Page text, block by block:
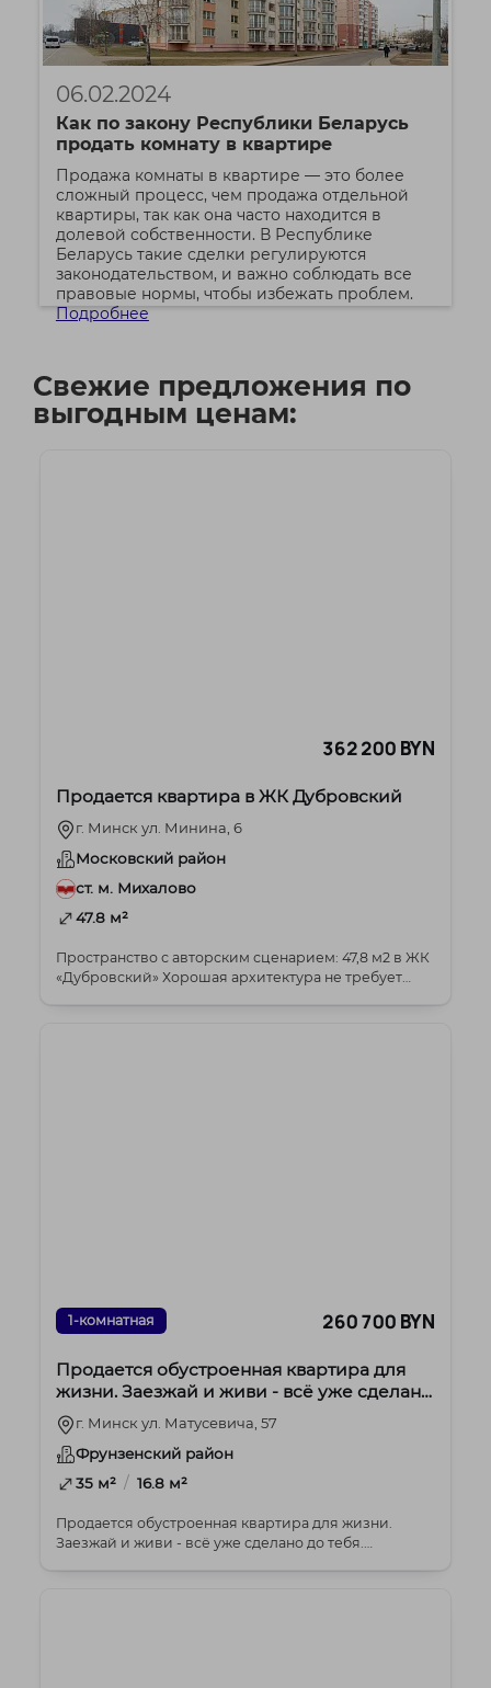
06.02.2024
Как по закону Республики Беларусь
продать комнату в квартире
Продажа комнаты в квартире — это более
сложный процесс, чем продажа отдельной
квартиры, так как она часто находится в
долевой собственности. В Республике
Беларусь такие сделки регулируются
законодательством, и важно соблюдать все
правовые нормы, чтобы избежать проблем.
Подробнее
Свежие предложения по
выгодным ценам:
362 200 BYN
Продается квартира в ЖК Дубровский
г. Минск ул. Минина, 6
Московский район
ст. м. Михалово
47.8 м²
Пространство с авторским сценарием: 47,8 м2 в ЖК
«Дубровский» Хорошая архитектура не требует
1-комнатная 260 700 BYN
Продается обустроенная квартира для
жизни. Заезжай и живи - всё уже сделано
до тебя.
г. Минск ул. Матусевича, 57
Фрунзенский район
35 м² / 16.8 м²
Продается обустроенная квартира для жизни.
Заезжай и живи - всё уже сделано до тебя.